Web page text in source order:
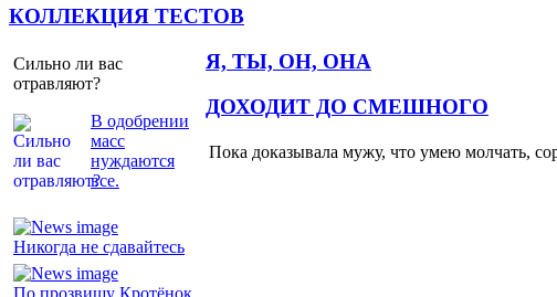
КОЛЛЕКЦИЯ ТЕСТОВ
Сильно ли вас
отравляют?
В одобрении
масс
нуждаются
все.
Я, ТЫ, ОН, ОНА
Никогда не сдавайтесь
По прозвищу Кротёнок
ДОХОДИТ ДО СМЕШНОГО
Пока доказывала мужу, что умею молчать,